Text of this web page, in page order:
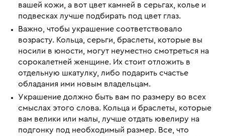
вашей кожи, а вот цвет камней в серьгах, колье и
подвесках лучше подбирать под цвет глаз.
Важно, чтобы украшение соответствовало
возрасту. Кольца, серьги, браслеты, которые вы
носили в юности, могут неуместно смотреться на
сорокалетней женщине. Их стоит отложить в
отдельную шкатулку, либо подарить счастье
обладания ими новым владельцам.
Украшение должно быть вам по размеру во всех
смыслах этого слова. Кольца и браслеты, которые
вам велики или малы, лучше отдать ювелиру на
подгонку под необходимый размер. Все, что